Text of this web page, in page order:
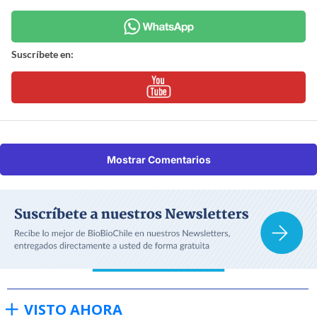
Suscríbete en:
Mostrar Comentarios
VISTO AHORA